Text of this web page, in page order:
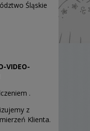
Śląskie
VIDEO-
.
z
Klienta.